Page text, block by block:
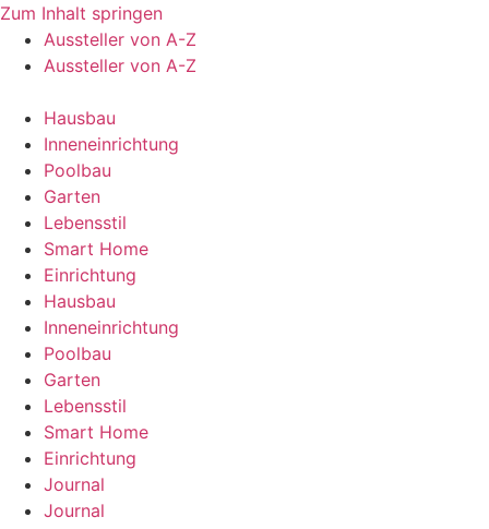
Zum Inhalt springen
Aussteller von A-Z
Aussteller von A-Z
Hausbau
Inneneinrichtung
Poolbau
Garten
Lebensstil
Smart Home
Einrichtung
Hausbau
Inneneinrichtung
Poolbau
Garten
Lebensstil
Smart Home
Einrichtung
Journal
Journal